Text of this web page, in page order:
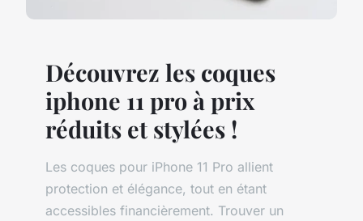
Découvrez les coques
iphone 11 pro à prix
réduits et stylées !
Les coques pour iPhone 11 Pro allient
protection et élégance, tout en étant
accessibles financièrement. Trouver un